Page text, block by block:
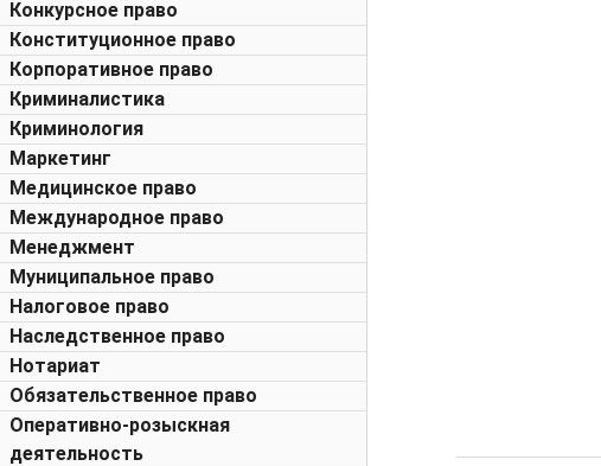
Конкурсное право
Конституционное право
Корпоративное право
Криминалистика
Криминология
Маркетинг
Медицинское право
Международное право
Менеджмент
Муниципальное право
Налоговое право
Наследственное право
Нотариат
Обязательственное право
Оперативно-розыскная
деятельность